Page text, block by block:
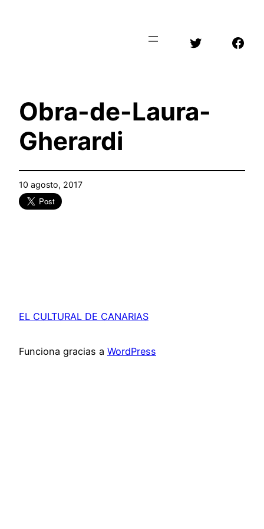
Twitter
Obra-de-Laura-
Gherardi
10 agosto, 2017
EL CULTURAL DE CANARIAS
Funciona gracias a WordPress